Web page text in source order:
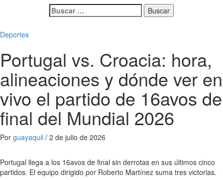
Buscar:
Deportes
Portugal vs. Croacia: hora,
alineaciones y dónde ver en
vivo el partido de 16avos de
final del Mundial 2026
Por guayaquil / 2 de julio de 2026
Portugal llega a los 16avos de final sin derrotas en sus últimos cinco
partidos. El equipo dirigido por Roberto Martínez suma tres victorias.